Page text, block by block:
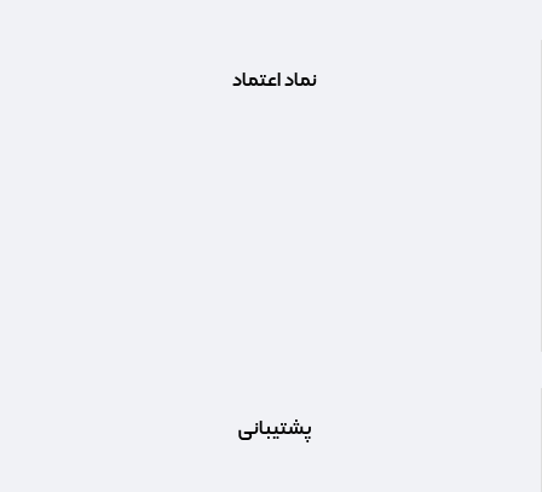
نماد اعتماد
پشتیبانی